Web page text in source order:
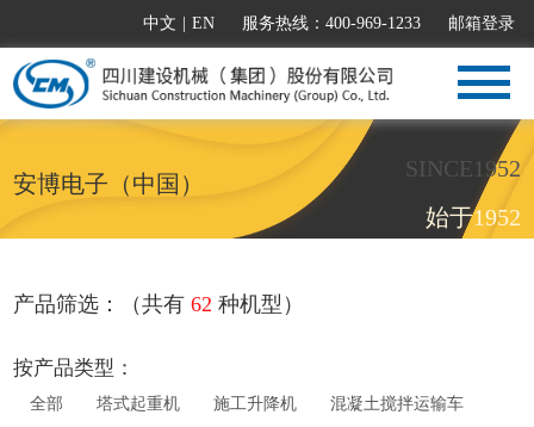
中文 EN 服务热线：400-969-1233 邮箱登录
安博电子（中国）
SINCE1952
始于1952
产品筛选：（共有62 种机型）
按产品类型：
全部 塔式起重机 施工升降机
混凝土搅拌运输车